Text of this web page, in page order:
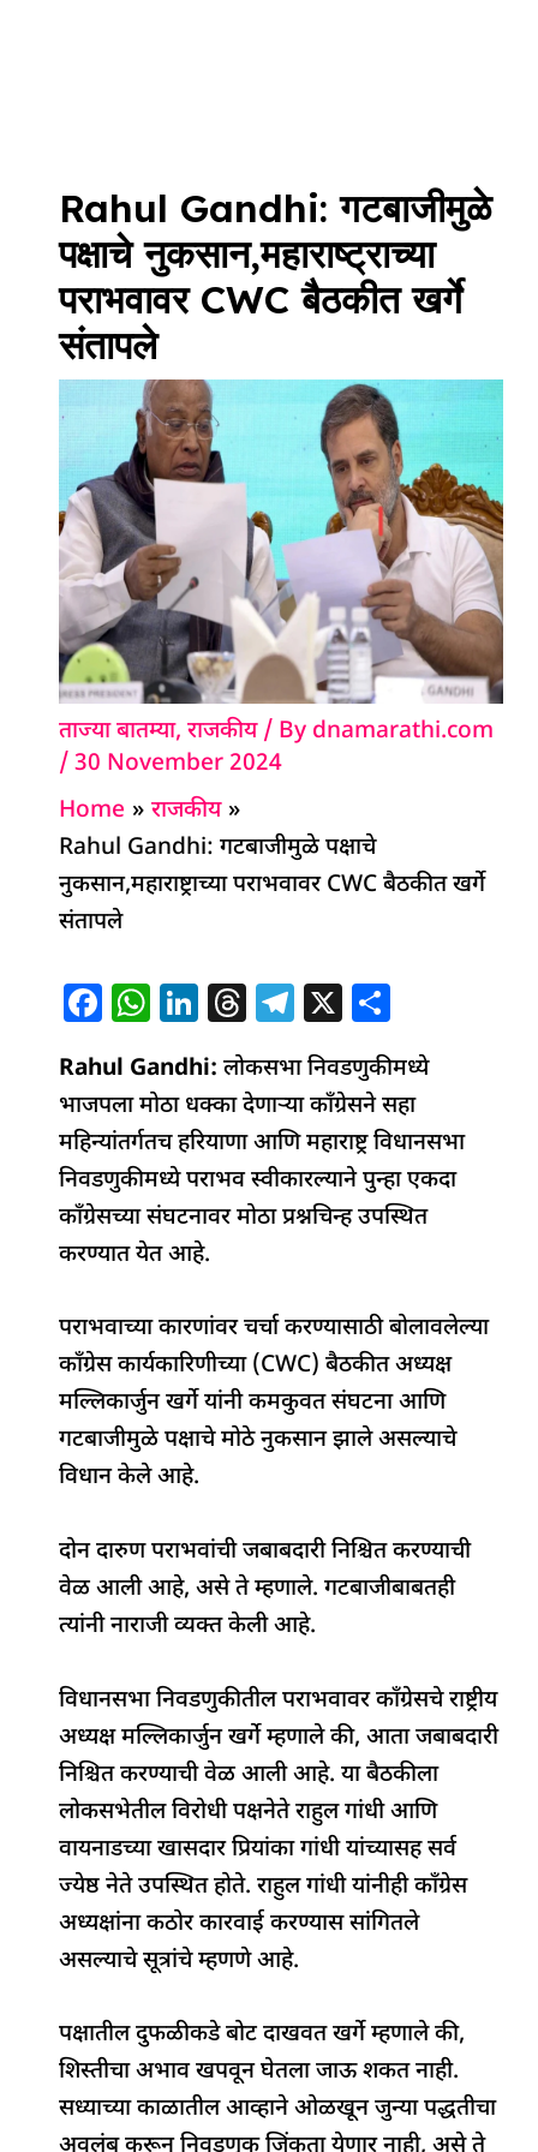
Rahul Gandhi: गटबाजीमुळे
पक्षाचे नुकसान,महाराष्ट्राच्या
पराभवावर CWC बैठकीत खर्गे
संतापले
ताज्या बातम्या,राजकीय/ By dnamarathi.com
/30 November 2024
Home
राजकीय
Rahul Gandhi: गटबाजीमुळे पक्षाचे
नुकसान,महाराष्ट्राच्या पराभवावर CWC बैठकीत खर्गे
संतापले
F
c
e
b
o
o
k
W
at
s
A
p
p
Li
k
e
dI
n
T
re
a
d
s
T
el
e
g
ra
m
X
ar
e
Rahul Gandhi:लोकसभा निवडणुकीमध्ये
भाजपला मोठा धक्का देणाऱ्या काँग्रेसने सहा
महिन्यांतर्गतच हरियाणा आणि महाराष्ट्र विधानसभा
निवडणुकीमध्ये पराभव स्वीकारल्याने पुन्हा एकदा
काँग्रेसच्या संघटनावर मोठा प्रश्नचिन्ह उपस्थित
करण्यात येत आहे.
पराभवाच्या कारणांवर चर्चा करण्यासाठी बोलावलेल्या
काँग्रेस कार्यकारिणीच्या (CWC) बैठकीत अध्यक्ष
मल्लिकार्जुन खर्गे यांनी कमकुवत संघटना आणि
गटबाजीमुळे पक्षाचे मोठे नुकसान झाले असल्याचे
विधान केले आहे.
दोन दारुण पराभवांची जबाबदारी निश्चित करण्याची
वेळ आली आहे, असे ते म्हणाले. गटबाजीबाबतही
त्यांनी नाराजी व्यक्त केली आहे.
विधानसभा निवडणुकीतील पराभवावर काँग्रेसचे राष्ट्रीय
अध्यक्ष मल्लिकार्जुन खर्गे म्हणाले की, आता जबाबदारी
निश्चित करण्याची वेळ आली आहे. या बैठकीला
लोकसभेतील विरोधी पक्षनेते राहुल गांधी आणि
वायनाडच्या खासदार प्रियांका गांधी यांच्यासह सर्व
ज्येष्ठ नेते उपस्थित होते. राहुल गांधी यांनीही काँग्रेस
अध्यक्षांना कठोर कारवाई करण्यास सांगितले
असल्याचे सूत्रांचे म्हणणे आहे.
पक्षातील दुफळीकडे बोट दाखवत खर्गे म्हणाले की,
शिस्तीचा अभाव खपवून घेतला जाऊ शकत नाही.
सध्याच्या काळातील आव्हाने ओळखून जुन्या पद्धतीचा